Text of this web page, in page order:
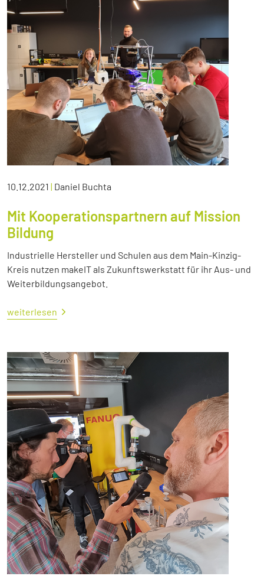
10.12.2021 | Daniel Buchta
Mit Kooperationspartnern auf Mission
Bildung
Industrielle Hersteller und Schulen aus dem Main-Kinzig-
Kreis nutzen makeIT als Zukunftswerkstatt für ihr Aus- und
Weiterbildungsangebot.
weiterlesen